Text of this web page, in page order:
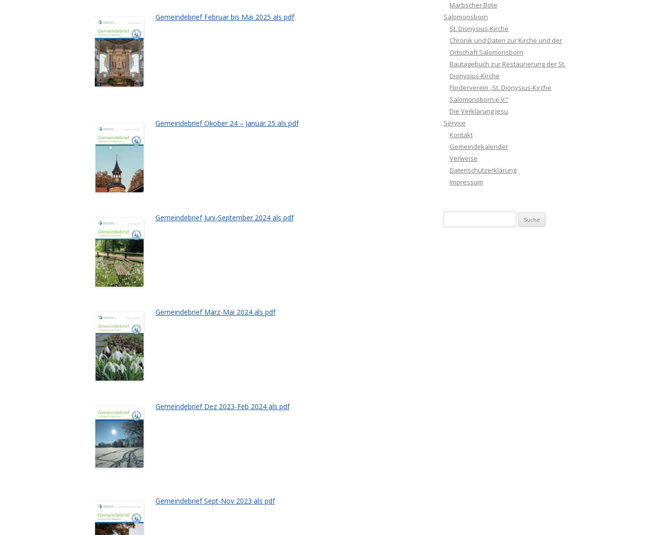
Gemeindebrief Februar bis Mai 2025 als pdf
Gemeindebrief Okober 24 – Januar 25 als pdf
Gemeindebrief Juni-September 2024 als pdf
Gemeindebrief März-Mai 2024 als pdf
Gemeindebrief Dez 2023-Feb 2024 als pdf
Gemeindebrief Sept-Nov 2023 als pdf
Marbscher Bote
Salomonsborn
St. Dionysius-Kirche
Chronik und Daten zur Kirche und der
Ortschaft Salomonsborn
Bautagebuch zur Restaurierung der St.
Dionysius-Kirche
Förderverein „St. Dionysius-Kirche
Salomonsborn e.V.“
Die Verklärung Jesu
Service
Kontakt
Gemeindekalender
Verweise
Datenschutzerklärung
Impressum